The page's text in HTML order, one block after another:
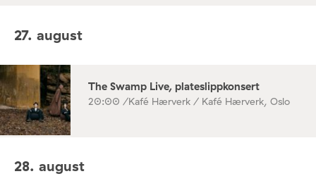
27. august
The Swamp Live, plateslippkonsert
20:00 /Kafé Hærverk / Kafé Hærverk, Oslo
28. august